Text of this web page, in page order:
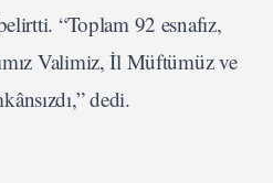
“Toplam 92 esnafız,
Valimiz, İl Müftümüz ve
dedi.